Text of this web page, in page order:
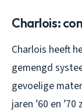
Charlois:
Charlois heeft
gemengd
gevoelige
jaren ’60 en